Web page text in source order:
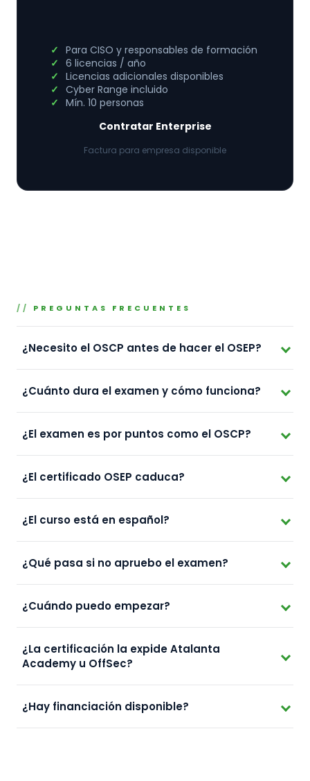
Para CISO y responsables de formación
6 licencias / año
Licencias adicionales disponibles
Cyber Range incluido
Mín. 10 personas
Contratar Enterprise
Factura para empresa disponible
PREGUNTAS FRECUENTES
¿Necesito el OSCP antes de hacer el OSEP?
¿Cuánto dura el examen y cómo funciona?
¿El examen es por puntos como el OSCP?
¿El certificado OSEP caduca?
¿El curso está en español?
¿Qué pasa si no apruebo el examen?
¿Cuándo puedo empezar?
¿La certificación la expide Atalanta
Academy u OffSec?
¿Hay financiación disponible?